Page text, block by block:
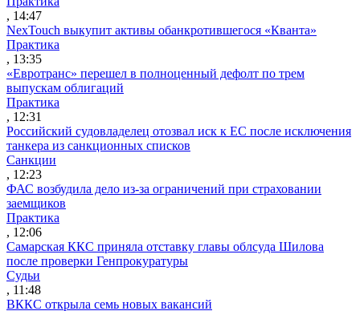
, 14:47
NexTouch выкупит активы обанкротившегося «Кванта»
Практика
, 13:35
«Евротранс» перешел в полноценный дефолт по трем
выпускам облигаций
Практика
, 12:31
Российский судовладелец отозвал иск к ЕС после исключения
танкера из санкционных списков
Санкции
, 12:23
ФАС возбудила дело из-за ограничений при страховании
заемщиков
Практика
, 12:06
Самарская ККС приняла отставку главы облсуда Шилова
после проверки Генпрокуратуры
Судьи
, 11:48
ВККС открыла семь новых вакансий